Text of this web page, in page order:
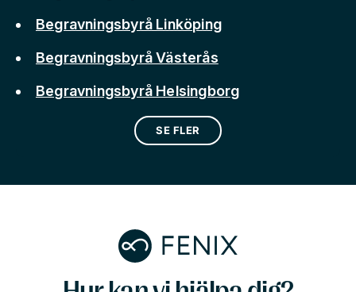
Begravningsbyrå Linköping
Begravningsbyrå Västerås
Begravningsbyrå Helsingborg
SE FLER